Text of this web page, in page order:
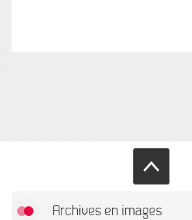
Archives en images